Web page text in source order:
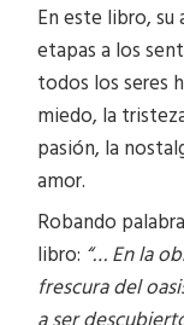
En este libro,
etapas a los
todos los seres
miedo, la
pasión, la
amor.
Robando
libro: “… En la
frescura del